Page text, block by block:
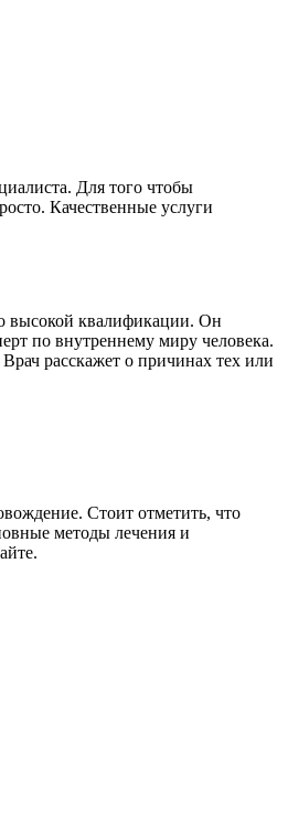
Для того чтобы
Качественные услуги
высокой квалификации. Он
по внутреннему миру человека.
расскажет о причинах тех или
Стоит отметить, что
методы лечения и